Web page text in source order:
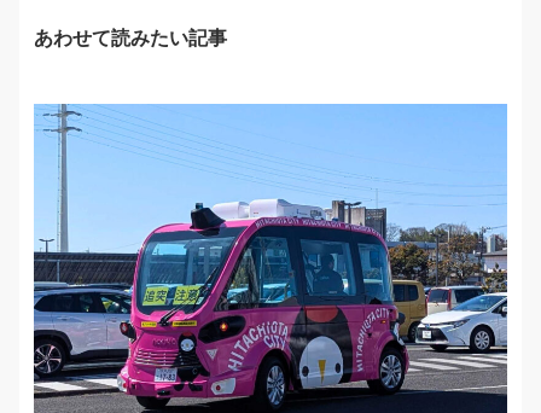
あわせて読みたい記事